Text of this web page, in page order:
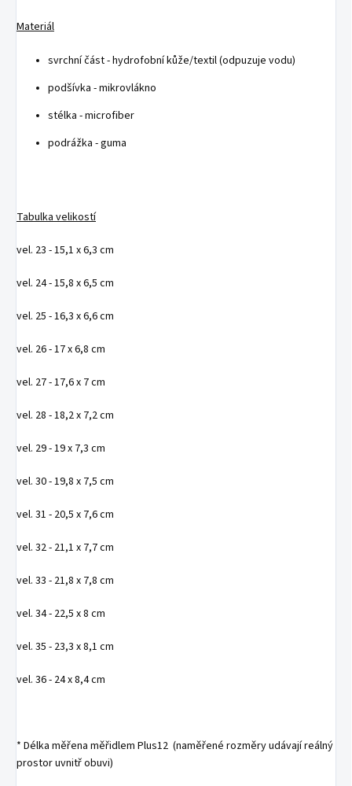
Materiál
svrchní část - hydrofobní kůže/textil (odpuzuje vodu)
podšívka - mikrovlákno
stélka - microfiber
podrážka - guma
Tabulka velikostí
vel. 23 - 15,1 x 6,3 cm
vel. 24 - 15,8 x 6,5 cm
vel. 25 - 16,3 x 6,6 cm
vel. 26 - 17 x 6,8 cm
vel. 27 - 17,6 x 7 cm
vel. 28 - 18,2 x 7,2 cm
vel. 29 - 19 x 7,3 cm
vel. 30 - 19,8 x 7,5 cm
vel. 31 - 20,5 x 7,6 cm
vel. 32 - 21,1 x 7,7 cm
vel. 33 - 21,8 x 7,8 cm
vel. 34 - 22,5 x 8 cm
vel. 35 - 23,3 x 8,1 cm
vel. 36 - 24 x 8,4 cm
* Délka měřena měřidlem Plus12 (naměřené rozměry udávají reálný
prostor uvnitř obuvi)